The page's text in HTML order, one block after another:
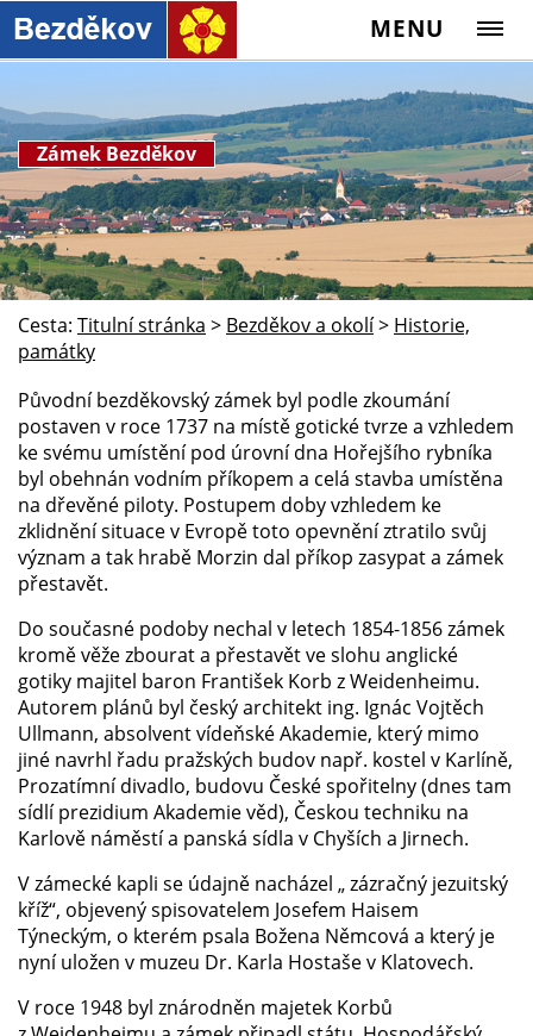
MENU
Zámek Bezděkov
Cesta: Titulní stránka > Bezděkov a okolí> Historie,
památky
Původní bezděkovský zámek byl podle zkoumání
postaven v roce 1737 na místě gotické tvrze a vzhledem
ke svému umístění pod úrovní dna Hořejšího rybníka
byl obehnán vodním příkopem a celá stavba umístěna
na dřevěné piloty. Postupem doby vzhledem ke
zklidnění situace v Evropě toto opevnění ztratilo svůj
význam a tak hrabě Morzin dal příkop zasypat a zámek
přestavět.
Do současné podoby nechal v letech 1854-1856 zámek
kromě věže zbourat a přestavět ve slohu anglické
gotiky majitel baron František Korb z Weidenheimu.
Autorem plánů byl český architekt ing. Ignác Vojtěch
Ullmann, absolvent vídeňské Akademie, který mimo
jiné navrhl řadu pražských budov např. kostel v Karlíně,
Prozatímní divadlo, budovu České spořitelny (dnes tam
sídlí prezidium Akademie věd), Českou techniku na
Karlově náměstí a panská sídla v Chyších a Jirnech.
V zámecké kapli se údajně nacházel „ zázračný jezuitský
kříž“, objevený spisovatelem Josefem Haisem
Týneckým, o kterém psala Božena Němcová a který je
nyní uložen v muzeu Dr. Karla Hostaše v Klatovech.
V roce 1948 byl znárodněn majetek Korbů